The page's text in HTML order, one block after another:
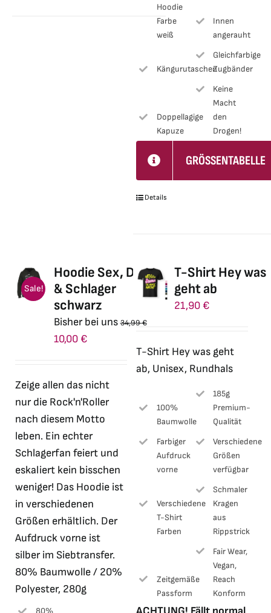
Hoodie
Farbe
weiß
Innen
angerauht
Kängurutaschen
Gleichfarbige
Zugbänder
Doppellagige
Kapuze
Keine
Macht
den
Drogen!
GRÖSSENTABELLE
Details
Sale!
Hoodie Sex, Drugs
& Schlager
schwarz
Bisher bei uns 34,99€
Ursprünglicher
34,99 €
10,00 €Aktueller
10,00 €.
Zeige allen das nicht
nur die Rock'n'Roller
nach diesem Motto
leben. Ein echter
Schlagerfan feiert und
eskaliert kein bisschen
weniger! Das Hoodie ist
in verschiedenen
Größen erhältlich. Der
Aufdruck vorne ist
silber im Siebtransfer.
80% Baumwolle / 20%
Polyester, 280g
T-Shirt Hey was
geht ab
21,90 €
T-Shirt Hey was geht
ab, Unisex, Rundhals
100%
Baumwolle
185g
Premium-
Qualität
Farbiger
Aufdruck
vorne
Verschiedene
Größen
verfügbar
Verschiedene
T-Shirt
Farben
Schmaler
Kragen
aus
Rippstrick
Zeitgemäße
Passform
Fair Wear,
Vegan,
Reach
Konform